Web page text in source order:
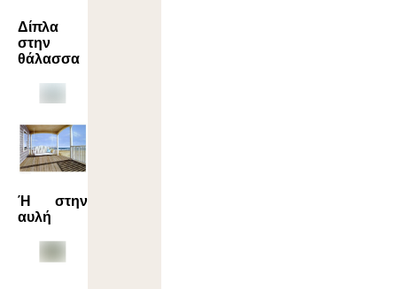
Δίπλα
στην
θάλασσα
Ή στην
αυλή